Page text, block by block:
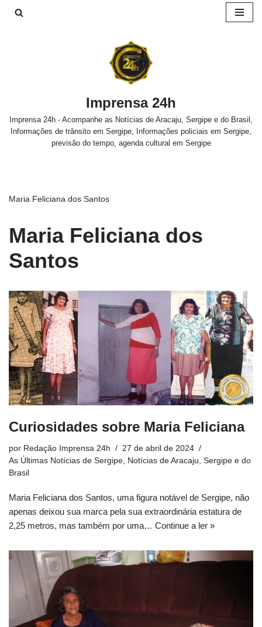
Imprensa 24h
Imprensa 24h - Acompanhe as Notícias de Aracaju, Sergipe e do Brasil,
Informações de trânsito em Sergipe, Informações policiais em Sergipe,
previsão do tempo, agenda cultural em Sergipe
Maria Feliciana dos Santos
Maria Feliciana dos
Santos
Curiosidades sobre Maria Feliciana
por Redação Imprensa 24h
27 de abril de 2024
As Últimas Notícias de Sergipe, Notícias de Aracaju, Sergipe e do
Brasil
Maria Feliciana dos Santos, uma figura notável de Sergipe, não
apenas deixou sua marca pela sua extraordinária estatura de
2,25 metros, mas também por uma… Continue a ler »